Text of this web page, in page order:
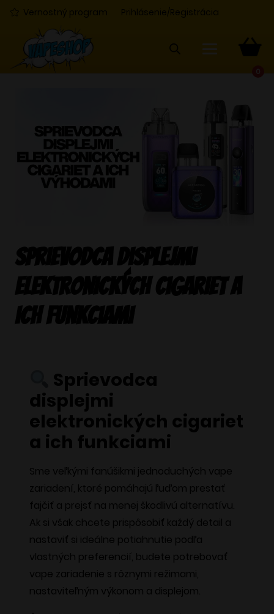
Vernostný program Prihlásenie/Registrácia
Sprievodca displejmi
elektronických cigariet a
ich funkciami
Sprievodca
displejmi
elektronických cigariet
a ich funkciami
Sme veľkými fanúšikmi jednoduchých vape
zariadení, ktoré pomáhajú ľuďom prestať
fajčiť a prejsť na menej škodlivú alternatívu.
Ak si však chcete prispôsobiť každý detail a
nastaviť si ideálne potiahnutie podľa
vlastných preferencií, budete potrebovať
vape zariadenie s rôznymi režimami,
nastaviteľným výkonom a displejom.